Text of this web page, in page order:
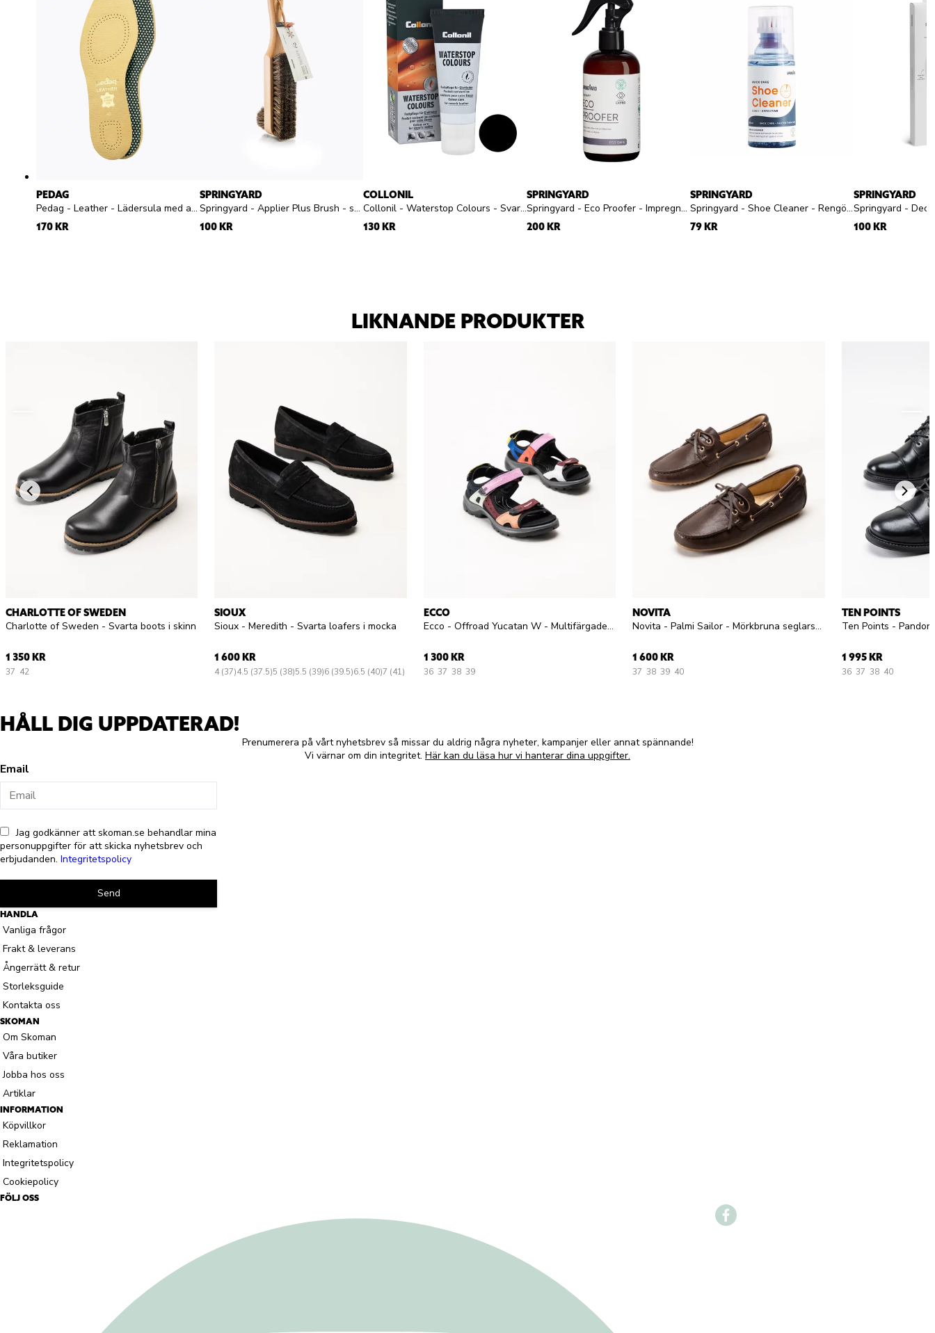
PEDAG
Pedag - Leather - Lädersula med aktivt kol
170 KR
SPRINGYARD
Springyard - Applier Plus Brush - skoborste
100 KR
COLLONIL
Collonil - Waterstop Colours - Svart skokräm
130 KR
SPRINGYARD
Springyard - Eco Proofer - Impregneringsspray
200 KR
SPRINGYARD
Springyard - Shoe Cleaner - Rengöringsgel
79 KR
SPRINGYARD
100 KR
LIKNANDE PRODUKTER
CHARLOTTE OF SWEDEN
Charlotte of Sweden - Svarta boots i skinn
1 350 KR
37 42
SIOUX
Sioux - Meredith - Svarta loafers i mocka
1 600 KR
4 (37)4.5 (37.5)5 (38)5.5 (39)6 (39.5)6.5 (40)7 (41)
ECCO
Ecco - Offroad Yucatan W - Multifärgade sandaler i mocka
1 300 KR
36 37 38 39
NOVITA
Novita - Palmi Sailor - Mörkbruna seglarskor i skinn
1 600 KR
37 38 39 40
TEN POINTS
1 995 KR
36 37 38 40
HÅLL DIG UPPDATERAD!
Prenumerera på vårt nyhetsbrev så missar du aldrig några nyheter, kampanjer eller annat spännande!
Vi värnar om din integritet. Här kan du läsa hur vi hanterar dina uppgifter.
Email
Jag godkänner att skoman.se behandlar mina
personuppgifter för att skicka nyhetsbrev och
erbjudanden. Integritetspolicy
Send
HANDLA
Vanliga frågor
Frakt & leverans
Ångerrätt & retur
Storleksguide
Kontakta oss
SKOMAN
Om Skoman
Våra butiker
Jobba hos oss
Artiklar
INFORMATION
Köpvillkor
Reklamation
Integritetspolicy
Cookiepolicy
FÖLJ OSS